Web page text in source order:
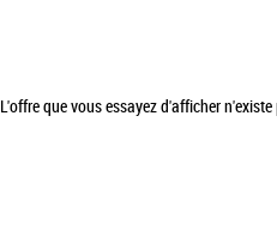
L'offre que vous essayez d'afficher